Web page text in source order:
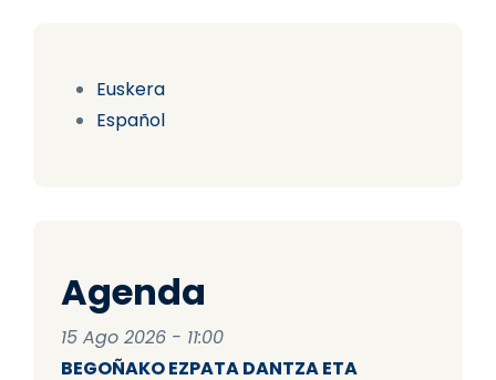
Euskera
Español
Agenda
15 Ago 2026 - 11:00
BEGOÑAKO EZPATA DANTZA ETA